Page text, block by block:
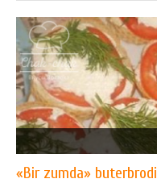
«Bir zumda» buterbrodi